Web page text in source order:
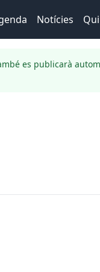
Notícies
es publicarà